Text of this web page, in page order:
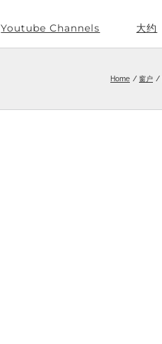
Youtube Channels 大约
Home 窗户